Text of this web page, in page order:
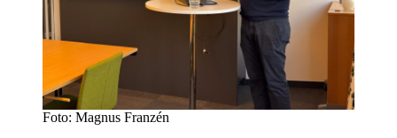
Foto: Magnus Franzén